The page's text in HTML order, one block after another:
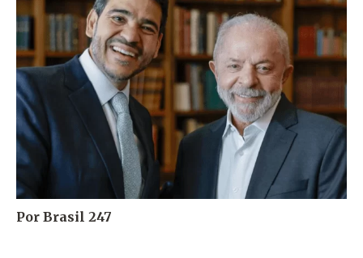
Por Brasil 247